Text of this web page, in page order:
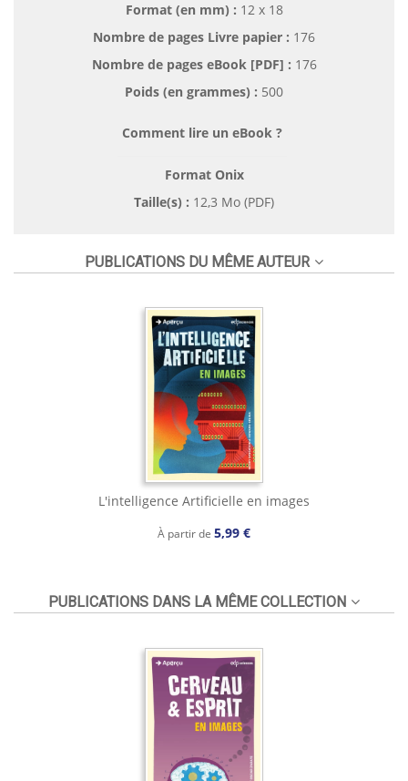
Format (en mm) : 12 x 18
Nombre de pages Livre papier : 176
Nombre de pages eBook [PDF] : 176
Poids (en grammes) : 500
Comment lire un eBook ?
Format Onix
Taille(s) : 12,3 Mo (PDF)
PUBLICATIONS DU MÊME AUTEUR
L'intelligence Artificielle en images
À partir de 5,99 €
PUBLICATIONS DANS LA MÊME COLLECTION